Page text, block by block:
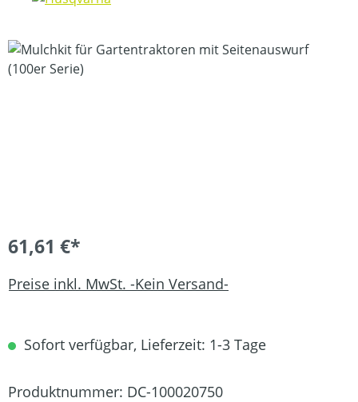
Bildergalerie überspringen
61,61 €*
Preise inkl. MwSt. -Kein Versand-
Sofort verfügbar, Lieferzeit: 1-3 Tage
Produktnummer: DC-100020750